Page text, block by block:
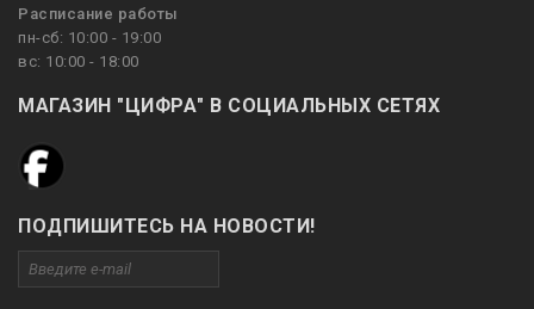
Расписание работы
пн-сб: 10:00 - 19:00
вс: 10:00 - 18:00
МАГАЗИН "ЦИФРА" В СОЦИАЛЬНЫХ СЕТЯХ
ПОДПИШИТЕСЬ НА НОВОСТИ!